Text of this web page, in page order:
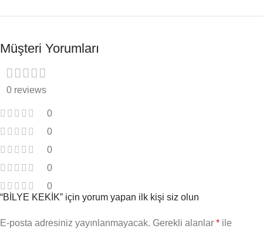
Müşteri Yorumları
0 reviews
0
0
0
0
0
“BİLYE KEKİK” için yorum yapan ilk kişi siz olun
E-posta adresiniz yayınlanmayacak. Gerekli alanlar * ile